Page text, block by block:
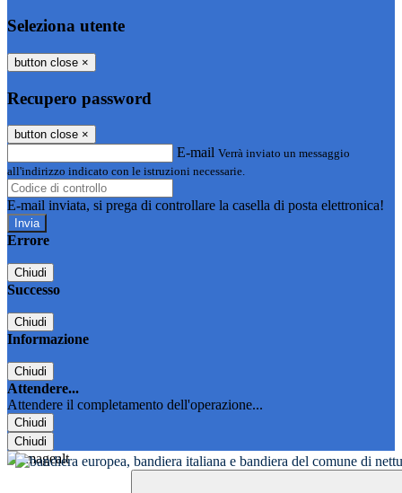
Seleziona utente
button close ×
Recupero password
button close ×
E-mail Verrà inviato un messaggio
all'indirizzo indicato con le istruzioni necessarie.
E-mail inviata, si prega di controllare la casella di posta elettronica!
Errore
Chiudi
Successo
Chiudi
Informazione
Chiudi
Attendere...
Attendere il completamento dell'operazione...
Chiudi
Chiudi